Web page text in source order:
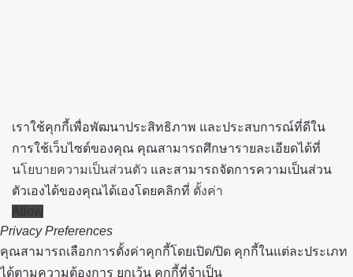
เราใช้คุกกี้เพื่อพัฒนาประสิทธิภาพ และประสบการณ์ที่ดีใน
การใช้เว็บไซต์ของคุณ คุณสามารถศึกษารายละเอียดได้ที่
นโยบายความเป็นส่วนตัว และสามารถจัดการความเป็นส่วน
ตัวเองได้ของคุณได้เองโดยคลิกที่ ตั้งค่า
Allow
Privacy Preferences
คุณสามารถเลือกการตั้งค่าคุกกี้โดยเปิด/ปิด คุกกี้ในแต่ละประเภท
ได้ตามความต้องการ ยกเว้น คุกกี้ที่จำเป็น